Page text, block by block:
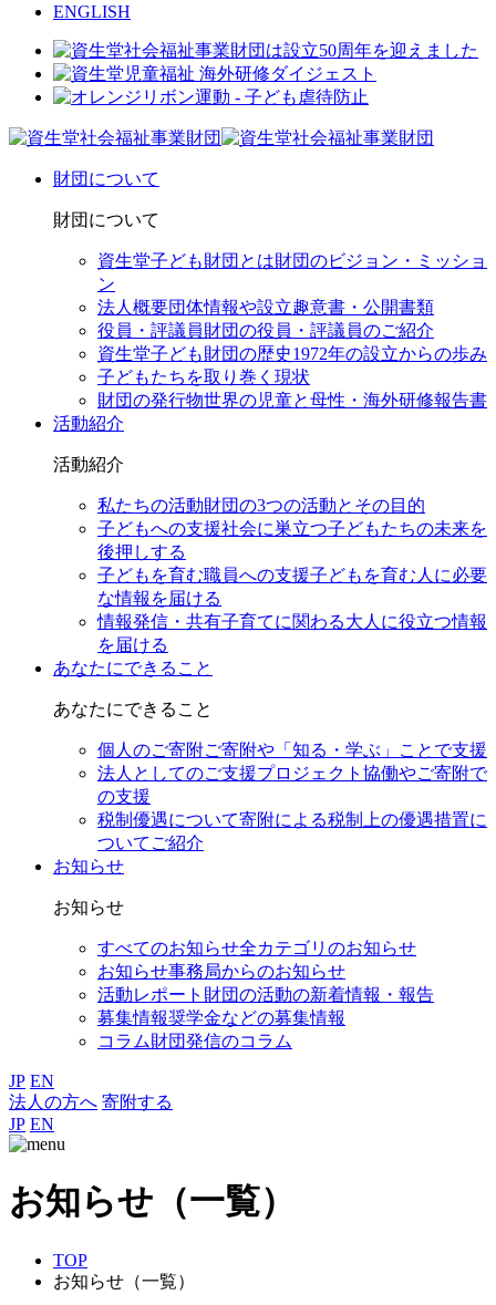
ENGLISH
財団について
財団について
資生堂子ども財団とは財団のビジョン・ミッショ
ン
法人概要団体情報や設立趣意書・公開書類
役員・評議員財団の役員・評議員のご紹介
資生堂子ども財団の歴史1972年の設立からの歩み
子どもたちを取り巻く現状
財団の発行物世界の児童と母性・海外研修報告書
活動紹介
活動紹介
私たちの活動財団の3つの活動とその目的
子どもへの支援社会に巣立つ子どもたちの未来を
後押しする
子どもを育む職員への支援子どもを育む人に必要
な情報を届ける
情報発信・共有子育てに関わる大人に役立つ情報
を届ける
あなたにできること
あなたにできること
個人のご寄附ご寄附や「知る・学ぶ」ことで支援
法人としてのご支援プロジェクト協働やご寄附で
の支援
税制優遇について寄附による税制上の優遇措置に
ついてご紹介
お知らせ
お知らせ
すべてのお知らせ全カテゴリのお知らせ
お知らせ事務局からのお知らせ
活動レポート 財団の活動の新着情報・報告
募集情報奨学金などの募集情報
コラム財団発信のコラム
JP EN
法人の方へ 寄附する
JP EN
お知らせ（一覧）
TOP
お知らせ（一覧）